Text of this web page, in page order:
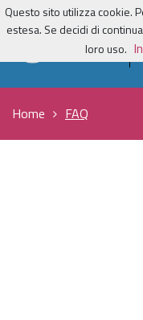
Home FAQ
Questo sito utilizza cookie.
estesa. Se decidi di
loro uso.